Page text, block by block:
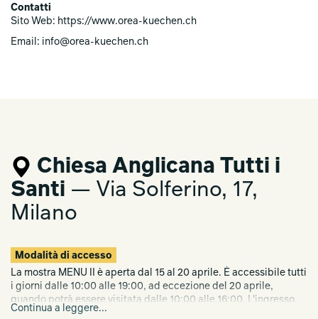
Contatti
Sito Web: https://www.orea-kuechen.ch
Email: info@orea-kuechen.ch
Chiesa Anglicana Tutti i
Santi — Via Solferino, 17,
Milano
Modalità di accesso
La mostra MENU II è aperta dal 15 al 20 aprile. È accessibile tutti
i giorni dalle 10:00 alle 19:00, ad eccezione del 20 aprile,
quando potrà essere visitata dalle 10:00 alle 16:00. L'ingresso
alla mostra è gratuito.
Continua a leggere...